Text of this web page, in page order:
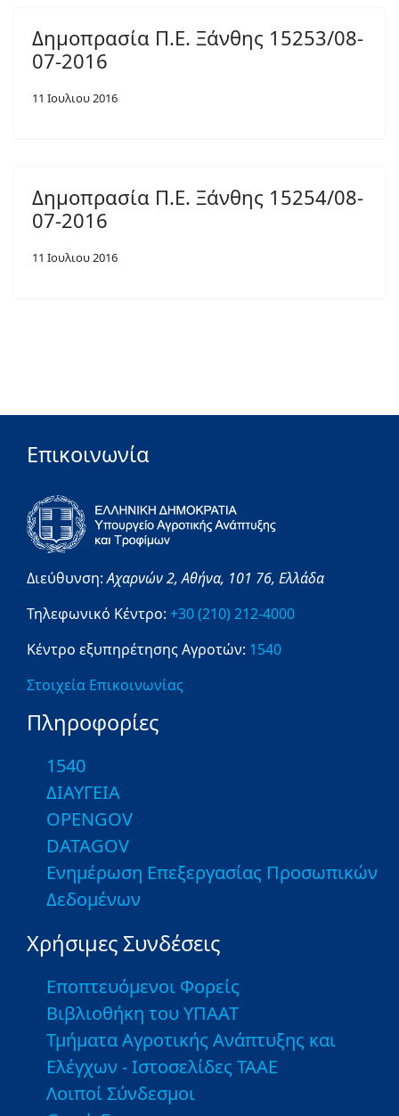
Δημοπρασία Π.Ε. Ξάνθης 15253/08-
07-2016
11 Ιουλιου 2016
Δημοπρασία Π.Ε. Ξάνθης 15254/08-
07-2016
11 Ιουλιου 2016
Επικοινωνία
Διεύθυνση:Αχαρνών 2,Αθήνα, 101 76, Ελλάδα
Τηλεφωνικό Κέντρο: +30 (210) 212-4000
Κέντρο εξυπηρέτησης Αγροτών: 1540
Στοιχεία Επικοινωνίας
Πληροφορίες
1540
ΔΙΑΥΓΕΙΑ
OPENGOV
DATAGOV
Ενημέρωση Επεξεργασίας Προσωπικών
Δεδομένων
Χρήσιμες Συνδέσεις
Εποπτευόμενοι Φορείς
Βιβλιοθήκη του ΥΠΑΑΤ
Τμήματα Αγροτικής Ανάπτυξης και
Ελέγχων - Ιστοσελίδες ΤΑΑΕ
Λοιποί Σύνδεσμοι